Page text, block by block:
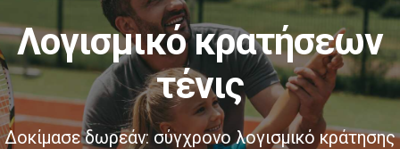
λογισμικό κρατήσεων
τένις
Δοκίμασε δωρεάν: σύγχρονο λογισμικό κράτησης